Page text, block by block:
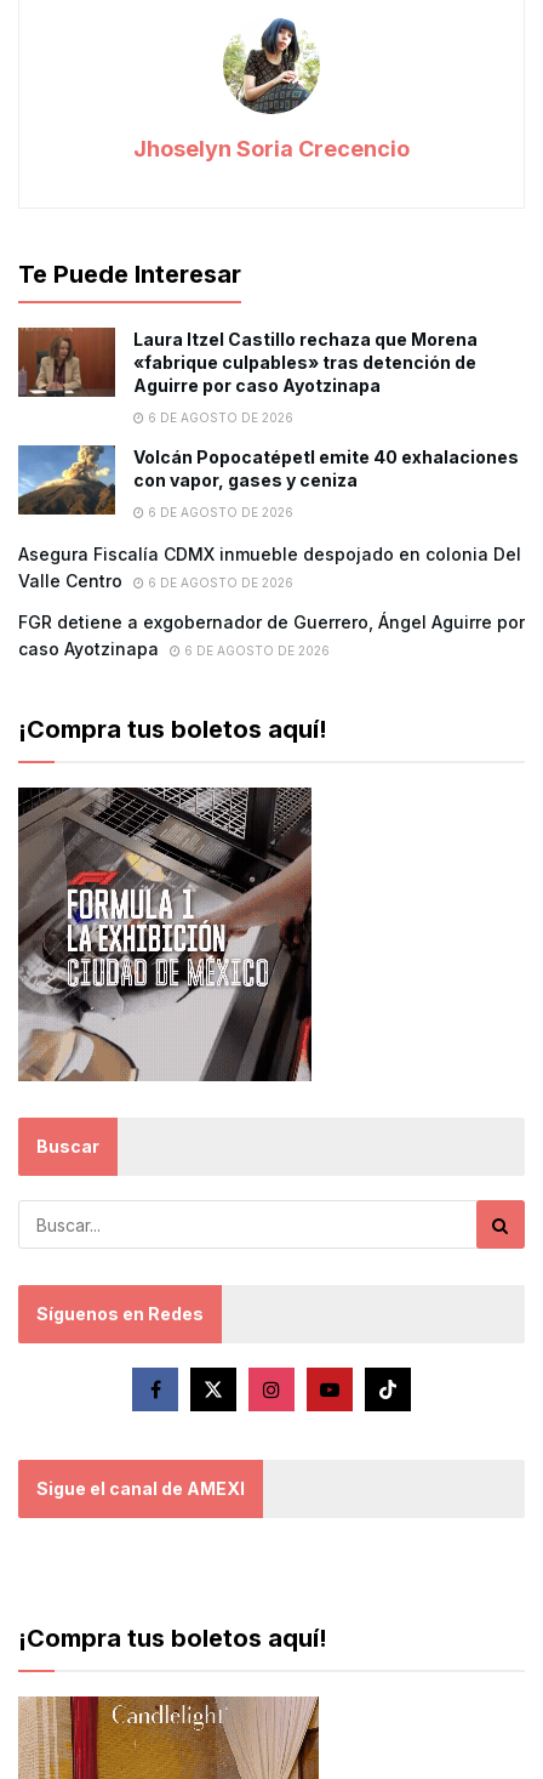
Jhoselyn Soria Crecencio
Te Puede Interesar
Laura Itzel Castillo rechaza que Morena
«fabrique culpables» tras detención de
Aguirre por caso Ayotzinapa
6 DE AGOSTO DE 2026
Volcán Popocatépetl emite 40 exhalaciones
con vapor, gases y ceniza
6 DE AGOSTO DE 2026
Asegura Fiscalía CDMX inmueble despojado en colonia Del
Valle Centro
6 DE AGOSTO DE 2026
FGR detiene a exgobernador de Guerrero, Ángel Aguirre por
caso Ayotzinapa
6 DE AGOSTO DE 2026
¡Compra tus boletos aquí!
Buscar
Síguenos en Redes
Sigue el canal de AMEXI
¡Compra tus boletos aquí!